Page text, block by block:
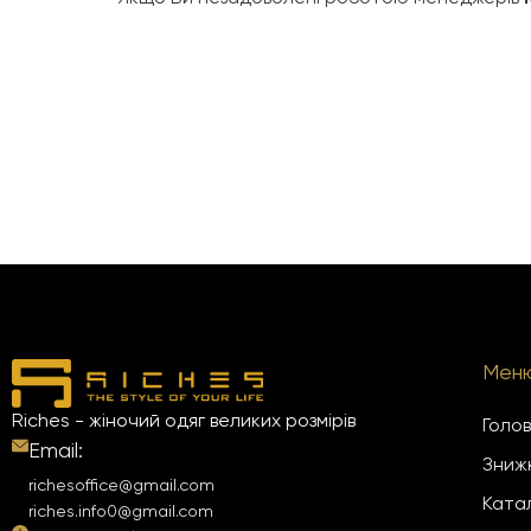
Riches - жіночий одяг великих розмірів
Email:
richesoffice@gmail.com
riches.info0@gmail.com